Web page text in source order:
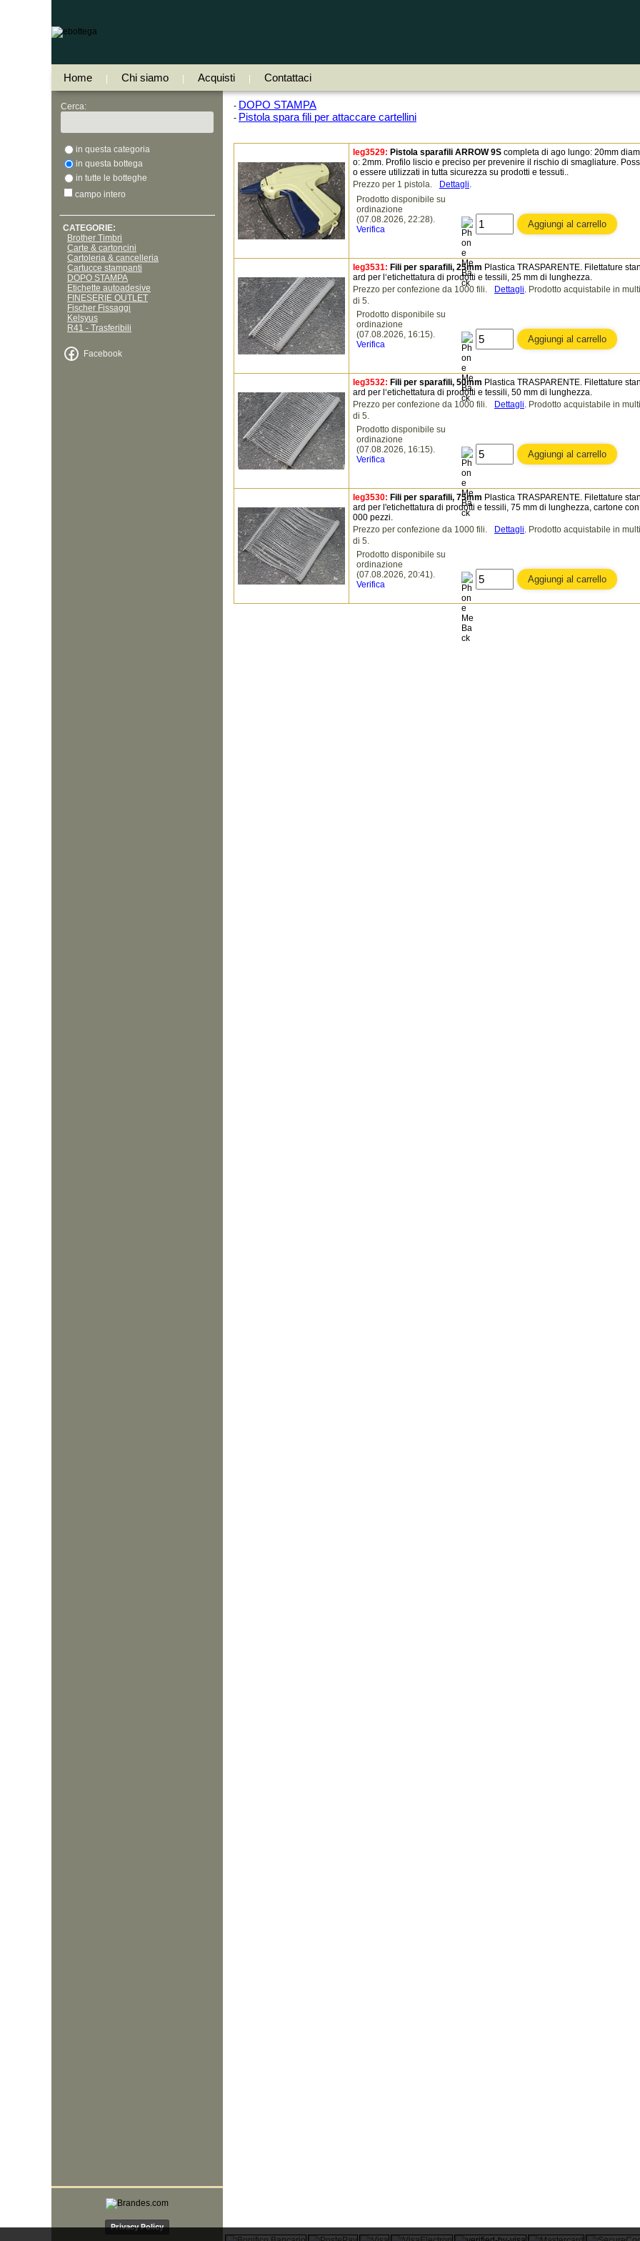
Home Chi siamo Acquisti Contattaci
Cerca:
in questa categoria
in questa bottega
in tutte le botteghe
campo intero
CATEGORIE:
Brother Timbri
Carte & cartoncini
Cartoleria & cancelleria
Cartucce stampanti
DOPO STAMPA
Etichette autoadesive
FINESERIE OUTLET
Fischer Fissaggi
Kelsyus
R41 - Trasferibili
Facebook
- DOPO STAMPA
- Pistola spara fili per attaccare cartellini
leg3529: Pistola sparafili ARROW 9S completa di ago lungo: 20mm
o: 2mm. Profilo liscio e preciso per prevenire il rischio di smagliature.
o essere utilizzati in tutta sicurezza su prodotti e tessuti..
Prezzo per 1 pistola.
Dettagli.
Prodotto disponibile su
ordinazione
(07.08.2026, 22:28).
Verifica
leg3531: Fili per sparafili, 25mm Plastica TRASPARENTE. Filettature
ard per l‘etichettatura di prodotti e tessili, 25 mm di lunghezza.
Prezzo per confezione da 1000 fili.
Dettagli. Prodotto acquistabile in
di 5.
Prodotto disponibile su
ordinazione
(07.08.2026, 16:15).
Verifica
leg3532: Fili per sparafili, 50mm Plastica TRASPARENTE. Filettature
ard per l‘etichettatura di prodotti e tessili, 50 mm di lunghezza.
Prezzo per confezione da 1000 fili.
Dettagli. Prodotto acquistabile in
di 5.
Prodotto disponibile su
ordinazione
(07.08.2026, 16:15).
Verifica
leg3530: Fili per sparafili, 75mm Plastica TRASPARENTE. Filettature
ard per l'etichettatura di prodotti e tessili, 75 mm di lunghezza, cartone
000 pezzi.
Prezzo per confezione da 1000 fili.
Dettagli. Prodotto acquistabile in
di 5.
Prodotto disponibile su
ordinazione
(07.08.2026, 20:41).
Verifica
Privacy Policy